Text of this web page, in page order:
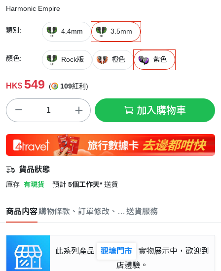
Harmonic Empire
類別: 4.4mm 3.5mm
顏色: Rock版 橙色 紫色
HK$ 549 ( 109紅利)
加入購物車
貨品狀態
庫存 有現貨 預計 5個工作天* 送貨
商品内容購物條款、訂單修改、取消與退款政策
送貨服務
此系列產品 觀塘門市
實物展示中，歡迎到
店體驗。